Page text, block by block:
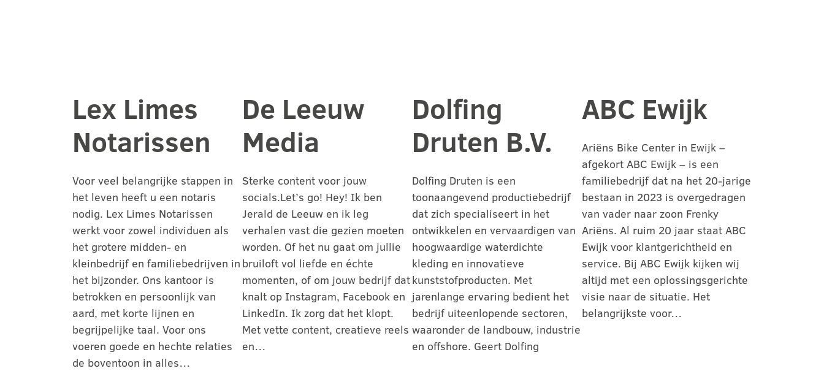
Lex Limes
Notarissen
Voor veel belangrijke stappen in
het leven heeft u een notaris
nodig. Lex Limes Notarissen
werkt voor zowel individuen als
het grotere midden- en
kleinbedrijf en familiebedrijven in
het bijzonder. Ons kantoor is
betrokken en persoonlijk van
aard, met korte lijnen en
begrijpelijke taal. Voor ons
voeren goede en hechte relaties
de boventoon in alles…
De Leeuw
Media
Sterke content voor jouw
socials.Let’s go! Hey! Ik ben
Jerald de Leeuw en ik leg
verhalen vast die gezien moeten
worden. Of het nu gaat om jullie
bruiloft vol liefde en échte
momenten, of om jouw bedrijf dat
knalt op Instagram, Facebook en
LinkedIn. Ik zorg dat het klopt.
Met vette content, creatieve reels
en…
Dolfing
Druten B.V.
Dolfing Druten is een
toonaangevend productiebedrijf
dat zich specialiseert in het
ontwikkelen en vervaardigen van
hoogwaardige waterdichte
kleding en innovatieve
kunststofproducten. Met
jarenlange ervaring bedient het
bedrijf uiteenlopende sectoren,
waaronder de landbouw, industrie
en offshore. Geert Dolfing
ABC Ewijk
Ariëns Bike Center in Ewijk –
afgekort ABC Ewijk – is een
familiebedrijf dat na het 20-jarige
bestaan in 2023 is overgedragen
van vader naar zoon Frenky
Ariëns. Al ruim 20 jaar staat ABC
Ewijk voor klantgerichtheid en
service. Bij ABC Ewijk kijken wij
altijd met een oplossingsgerichte
visie naar de situatie. Het
belangrijkste voor…